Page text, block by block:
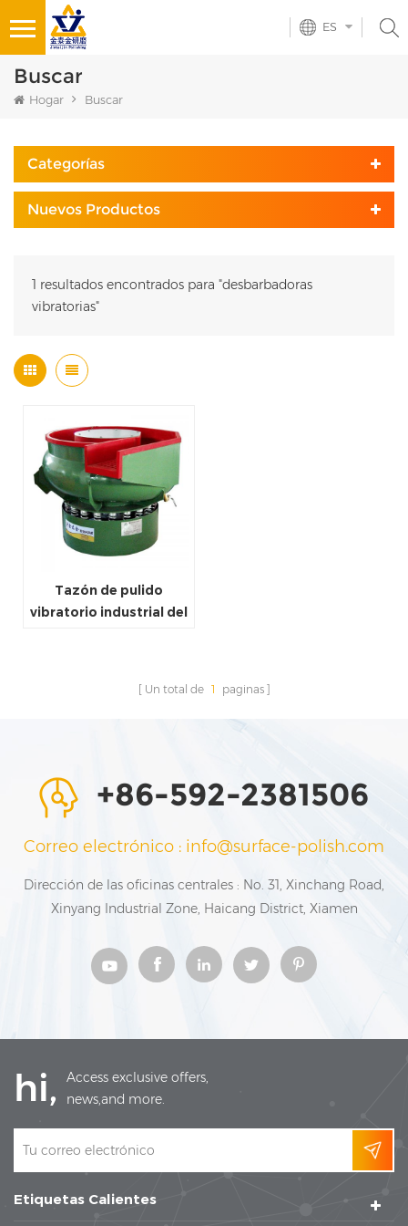
ES
Buscar
Hogar Buscar
Categorías
Nuevos Productos
1 resultados encontrados para "desbarbadoras
vibratorias"
Tazón de pulido
vibratorio industrial del
Un total de 1 paginas
+86-592-2381506
Correo electrónico : info@surface-polish.com
Dirección de las oficinas centrales : No. 31, Xinchang Road,
Xinyang Industrial Zone, Haicang District, Xiamen
hi,
Access exclusive offers,
news,and more.
Etiquetas Calientes